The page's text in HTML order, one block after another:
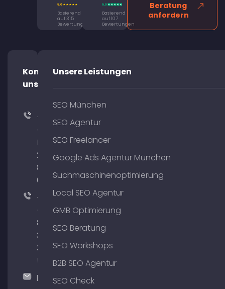
Basierend
auf 315
Bewertungen
Basierend
auf 107
Bewertungen
Beratung
anfordern
Kontaktiere
uns!
+49
176
204
801
64
+49
89
380
375
hallo@timospecht.de
Unsere Leistungen
SEO München
SEO Agentur
SEO Freelancer
Google Ads Agentur München
Suchmaschinenoptimierung
Local SEO Agentur
GMB Optimierung
SEO Beratung
SEO Workshops
B2B SEO Agentur
SEO Check